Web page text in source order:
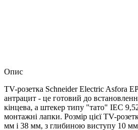
Опис
TV-розетка Schneider Electric Asfora
антрацит - це готовий до
кінцева, а штекер типу "тато" IEC
монтажні лапки. Розмір цієї TV-
мм і 38 мм, з глибиною виступу 10